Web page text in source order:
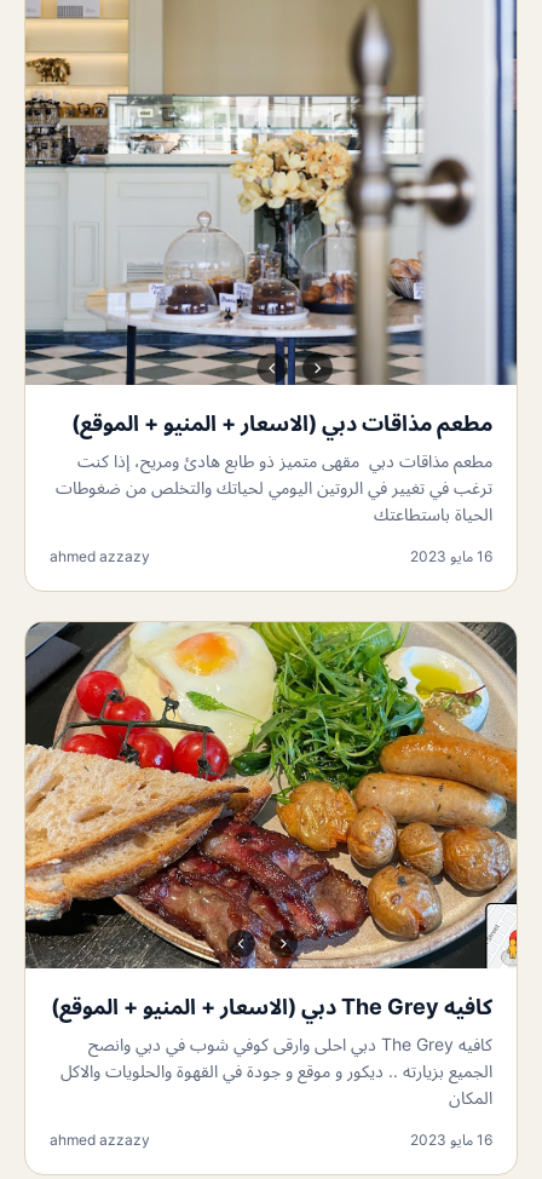
مطعم مذاقات دبي (الاسعار + المنيو + الموقع)
مطعم مذاقات دبي مقهى متميز ذو طابع هادئ ومريح، إذا كنت
ترغب في تغيير في الروتين اليومي لحياتك والتخلص من ضغوطات
الحياة باستطاعتك
16 مايو 2023 ahmed azzazy
كافيه The Grey دبي (الاسعار + المنيو + الموقع)
كافيه The Grey دبي احلى وارقى كوفي شوب في دبي وانصح
الجميع بزيارته .. ديكور و موقع و جودة في القهوة والحلويات والاكل
المكان
16 مايو 2023 ahmed azzazy